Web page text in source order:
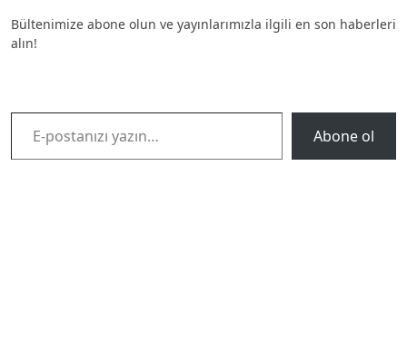
Bültenimize abone olun ve yayınlarımızla ilgili en son haberleri
alın!
E-postanızı yazın…
Abone ol